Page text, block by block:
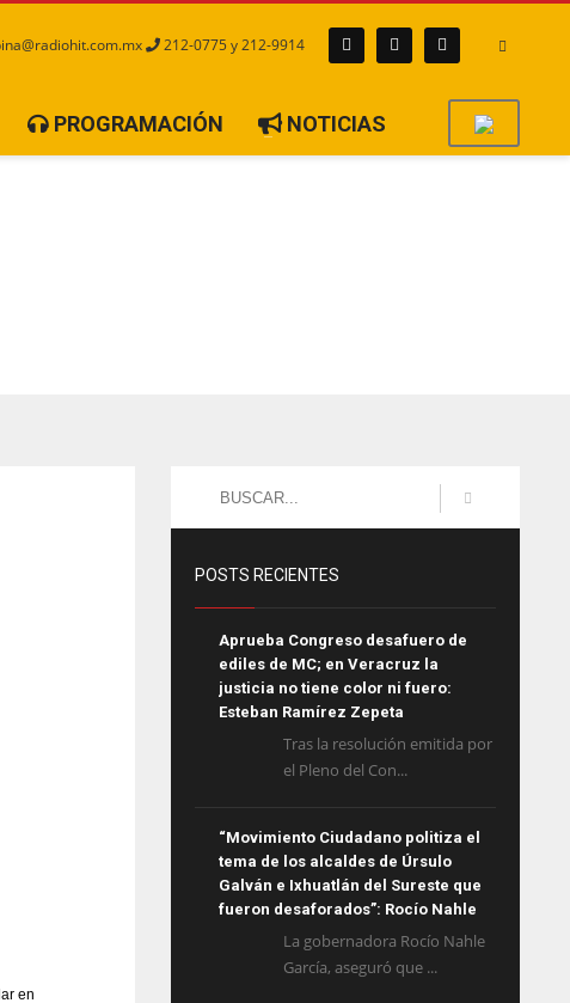
212-0775 y 212-9914
PROGRAMACIÓN NOTICIAS
en
POSTS RECIENTES
Aprueba Congreso desafuero de
ediles de MC; en Veracruz la
justicia no tiene color ni fuero:
Esteban Ramírez Zepeta
Tras la resolución emitida por
el Pleno del Con...
“Movimiento Ciudadano politiza el
tema de los alcaldes de Úrsulo
Galván e Ixhuatlán del Sureste que
fueron desaforados”: Rocío Nahle
La gobernadora Rocío Nahle
García, aseguró que ...